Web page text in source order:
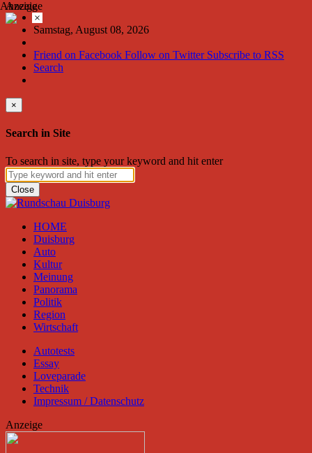
Samstag, August 08, 2026
Friend on Facebook Follow on Twitter Subscribe to RSS
Search
×
Search in Site
To search in site, type your keyword and hit enter
Close
HOME
Duisburg
Auto
Kultur
Meinung
Panorama
Politik
Region
Wirtschaft
Autotests
Essay
Loveparade
Technik
Impressum / Datenschutz
Anzeige
Anzeige
×
Anzeige